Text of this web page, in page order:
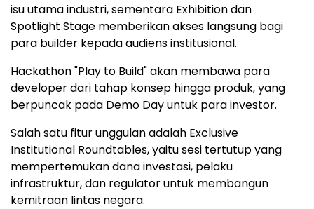
isu utama industri, sementara Exhibition dan
Spotlight Stage memberikan akses langsung bagi
para builder kepada audiens institusional.
Hackathon "Play to Build" akan membawa para
developer dari tahap konsep hingga produk, yang
berpuncak pada Demo Day untuk para investor.
Salah satu fitur unggulan adalah Exclusive
Institutional Roundtables, yaitu sesi tertutup yang
mempertemukan dana investasi, pelaku
infrastruktur, dan regulator untuk membangun
kemitraan lintas negara.